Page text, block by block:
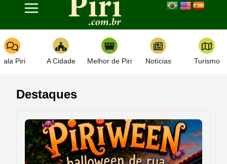
Toggle navigation
Piri A Cidade Melhor de Piri Notícias Turismo
Destaques